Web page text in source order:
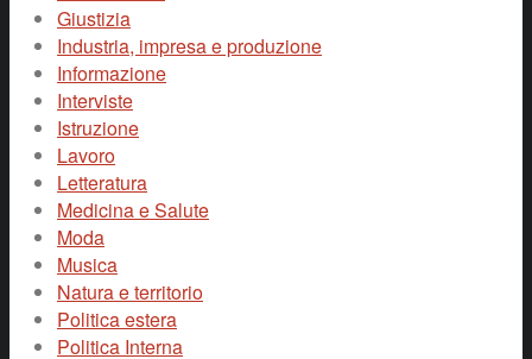
Giustizia
Industria, impresa e produzione
Informazione
Interviste
Istruzione
Lavoro
Letteratura
Medicina e Salute
Moda
Musica
Natura e territorio
Politica estera
Politica Interna